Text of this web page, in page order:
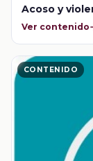
Acoso y
Ver contenido
CONTENIDO